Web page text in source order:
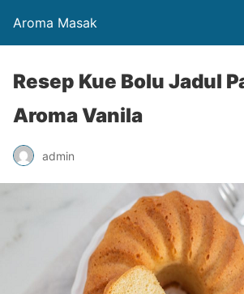
Aroma Masak
Resep Kue Bolu Jadul
Aroma Vanila
admin